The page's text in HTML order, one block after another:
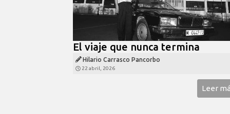
El viaje que nunca termina
Hilario Carrasco Pancorbo
22 abril, 2026
Leer